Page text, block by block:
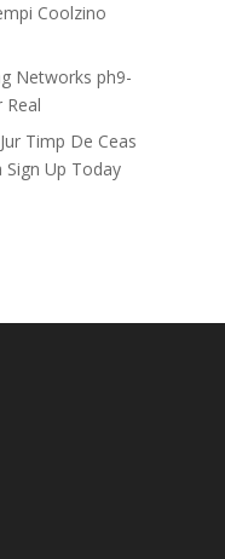
Coolzino
Networks ph9-
Timp De Ceas
Up Today